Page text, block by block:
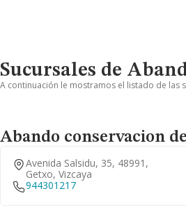
Sucursales de
A continuación le mostramos el listado de las
Abando conservacion
Avenida Salsidu, 35, 48991,
Getxo, Vizcaya
944301217